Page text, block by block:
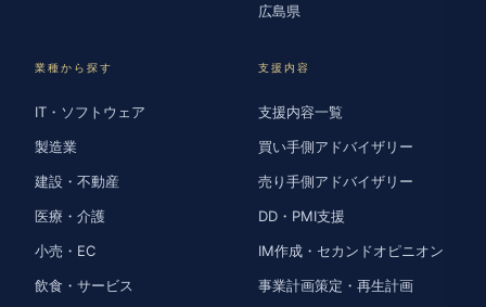
広島県
業種から探す
IT・ソフトウェア
製造業
建設・不動産
医療・介護
小売・EC
飲食・サービス
支援内容
支援内容一覧
買い手側アドバイザリー
売り手側アドバイザリー
DD・PMI支援
IM作成・セカンドオピニオン
事業計画策定・再生計画